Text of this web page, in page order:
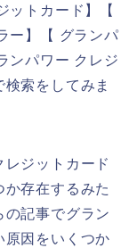
ットカード】【
ー】【 グランパ
ンパワー クレジ
索をしてみま
ジットカード
存在するみた
の記事でグラン
原因をいくつか